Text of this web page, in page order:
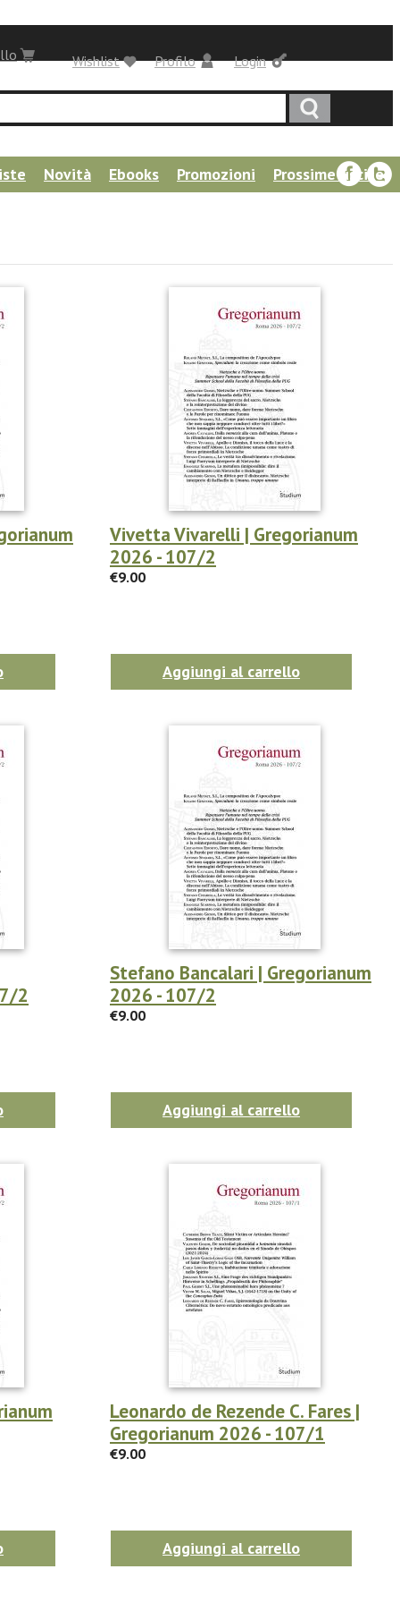
Login
Profilo
Wishlist
Novità Ebooks Promozioni Prossime uscite
Vivetta Vivarelli | Gregorianum
2026 - 107/2
€9.00
Aggiungi al carrello
2
Stefano Bancalari | Gregorianum
2026 - 107/2
€9.00
Aggiungi al carrello
Leonardo de Rezende C. Fares |
Gregorianum 2026 - 107/1
€9.00
Aggiungi al carrello